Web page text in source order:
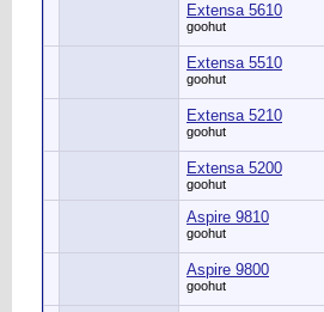
Extensa 5610
goohut
Extensa 5510
goohut
Extensa 5210
goohut
Extensa 5200
goohut
Aspire 9810
goohut
Aspire 9800
goohut